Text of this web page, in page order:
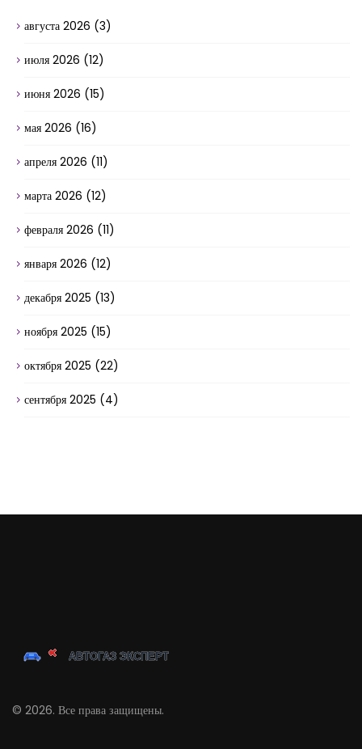
августа 2026 (3)
июля 2026 (12)
июня 2026 (15)
мая 2026 (16)
апреля 2026 (11)
марта 2026 (12)
февраля 2026 (11)
января 2026 (12)
декабря 2025 (13)
ноября 2025 (15)
октября 2025 (22)
сентября 2025 (4)
© 2026. Все права защищены.